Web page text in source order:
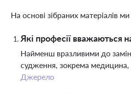
На основі зібраних матеріалів
Які професії вважаються
Найменш вразливими до
судження, зокрема медицина,
Джерело